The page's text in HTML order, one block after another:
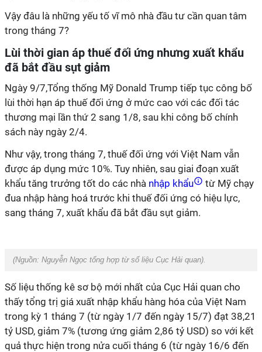
Vậy đâu là những yếu tố vĩ mô nhà đầu tư cần quan tâm
trong tháng 7?
Lùi thời gian áp thuế đối ứng nhưng xuất khẩu
đã bắt đầu sụt giảm
Ngày 9/7,Tổng thống Mỹ Donald Trump tiếp tục công bố
lùi thời hạn áp thuế đối ứng ở mức cao với các đối tác
thương mại lần thứ 2 sang 1/8, sau khi công bố chính
sách này ngày 2/4.
Như vậy, trong tháng 7, thuế đối ứng với Việt Nam vẫn
được áp dụng mức 10%. Tuy nhiên, sau giai đoạn xuất
khẩu tăng trưởng tốt do các nhà nhập khẩu
từ Mỹ chạy
đua nhập hàng hoá trước khi thuế đối ứng có hiệu lực,
sang tháng 7, xuất khẩu đã bắt đầu sụt giảm.
(Nguồn: Nguyễn Ngọc tổng hợp từ số liệu Cục Hải quan).
Số liệu thống kê sơ bộ mới nhất của Cục Hải quan cho
thấy tổng trị giá xuất nhập khẩu hàng hóa của Việt Nam
trong kỳ 1 tháng 7 (từ ngày 1/7 đến ngày 15/7) đạt 38,21
tỷ USD, giảm 7% (tương ứng giảm 2,86 tỷ USD) so với kết
quả thực hiện trong nửa cuối tháng 6 (từ ngày 16/6 đến